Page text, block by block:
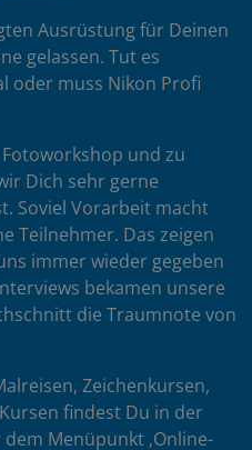
Ausrüstung für Deinen
gelassen. Tut es
oder muss Nikon Profi
und zu
Dich sehr gerne
Soviel Vorarbeit macht
Teilnehmer. Das zeigen
immer wieder gegeben
bekamen unsere
die Traumnote von
Zeichenkursen,
findest Du in der
Menüpunkt ‚Online-